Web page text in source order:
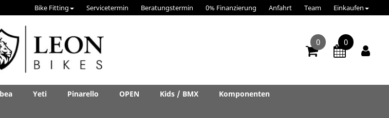
Bike Fitting Servicetermin Beratungstermin 0% Finanzierung Anfahrt Team Einkaufen
0 0
Yeti Pinarello OPEN Kids / BMX
Komponenten